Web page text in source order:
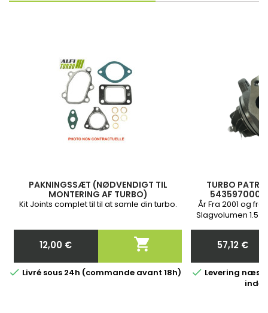
PAKNINGSSÆT (NØDVENDIGT TIL
MONTERING AF TURBO)
Kit Joints complet til til at samle din turbo.
Pris
12,00 € 
 Livré sous 24h (commande avant 18h)
TURBO
År Fra 2001 og
Slagvolumen 1.5
Pris
57,12 €
 Levering